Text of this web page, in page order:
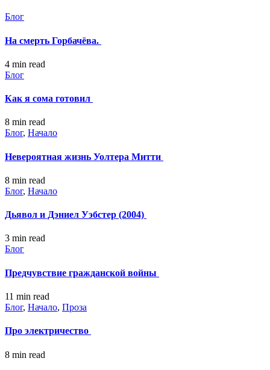
Блог
На смерть Горбачёва.
4 min read
Блог
Как я сома готовил
8 min read
Блог, Начало
Невероятная жизнь Уолтера Митти
8 min read
Блог, Начало
Дьявол и Дэниел Уэбстер (2004)
3 min read
Блог
Предчувствие гражданской войны
11 min read
Блог, Начало, Проза
Про электричество
8 min read